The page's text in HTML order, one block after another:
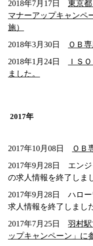
2018年7月17日 東京
マナーアップキャンペ
施）
2018年3月30日
ＯＢ
2018年1月24日
ＩＳ
ました。
2017年
2017年10月08日
ＯＢ
2017年9月28日 エンジ
の求人情報を終了しま
2017年9月28日 ハロ
求人情報を終了しまし
2017年7月25日 羽村
ップキャンペーン」に